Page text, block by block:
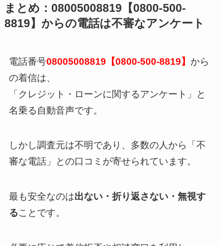
まとめ：08005008819【0800-500-
8819】からの電話は不審なアンケート
電話番号08005008819【0800-500-8819】 から
の着信は、
「クレジット・ローンに関するアンケート」と
名乗る自動音声です。
しかし調査元は不明であり、多数の人から「不
審な電話」との口コミが寄せられています。
最も安全なのは出ない・折り返さない・無視す
ることです。